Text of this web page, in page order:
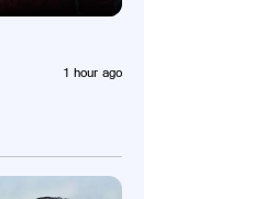
1 hour ago